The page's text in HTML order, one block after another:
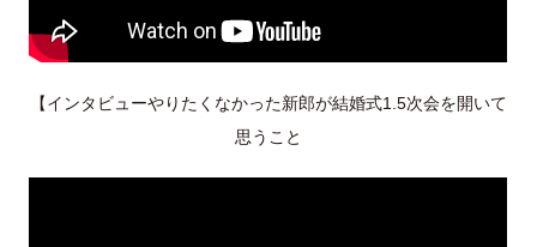
【インタビューやりたくなかった新郎が結婚式1.5次会を開いて
思うこと